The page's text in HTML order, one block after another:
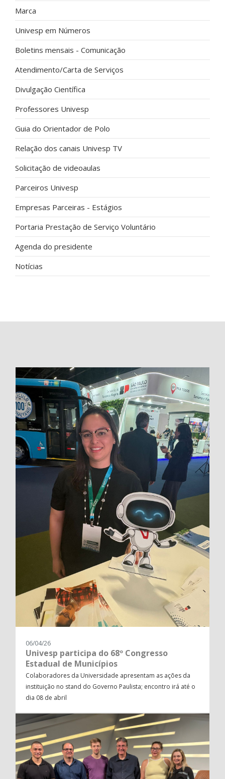
Marca
Univesp em Números
Boletins mensais - Comunicação
Atendimento/Carta de Serviços
Divulgação Científica
Professores Univesp
Guia do Orientador de Polo
Relação dos canais Univesp TV
Solicitação de videoaulas
Parceiros Univesp
Empresas Parceiras - Estágios
Portaria Prestação de Serviço Voluntário
Agenda do presidente
Notícias
06/04/26
Univesp participa do 68º Congresso
Estadual de Municípios
Colaboradores da Universidade apresentam as ações da
instituição no stand do Governo Paulista; encontro irá até o
dia 08 de abril